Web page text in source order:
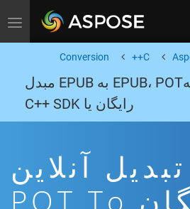
Toggle navigation
C++
Conversion
تبدیل پاورپوینت بهEPUB، POT به EPUB مبدل
رایگان یا C++ SDK
آنلاین
رایگان POT To